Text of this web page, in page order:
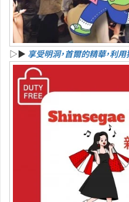
▷▶ 享受明洞，首爾的精華，利